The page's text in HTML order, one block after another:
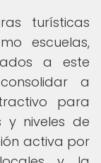
turísticas
escuelas,
a este
a
para
y niveles de
activa por